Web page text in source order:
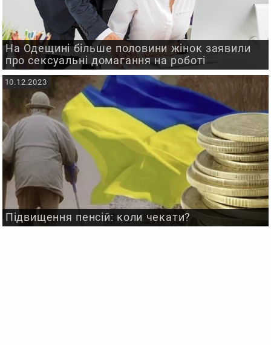
На Одещині більше половини жінок заявили
про сексуальні домагання на роботі
Підвищення пенсій: коли чекати?
10.12.2023